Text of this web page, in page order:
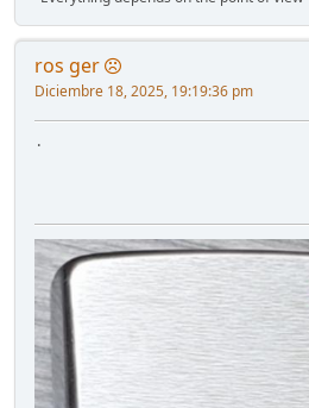
ros ger
Diciembre 18, 2025, 19:19:36 pm
.